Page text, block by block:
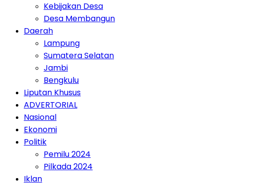
Kebijakan Desa
Desa Membangun
Daerah
Lampung
Sumatera Selatan
Jambi
Bengkulu
Liputan Khusus
ADVERTORIAL
Nasional
Ekonomi
Politik
Pemilu 2024
Pilkada 2024
Iklan